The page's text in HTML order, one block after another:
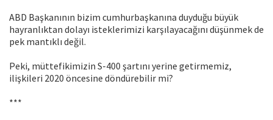
ABD Başkanının bizim cumhurbaşkanına duyduğu büyük
hayranlıktan dolayı isteklerimizi karşılayacağını düşünmek de
pek mantıklı değil.
Peki, müttefikimizin S-400 şartını yerine getirmemiz,
ilişkileri 2020 öncesine döndürebilir mi?
***